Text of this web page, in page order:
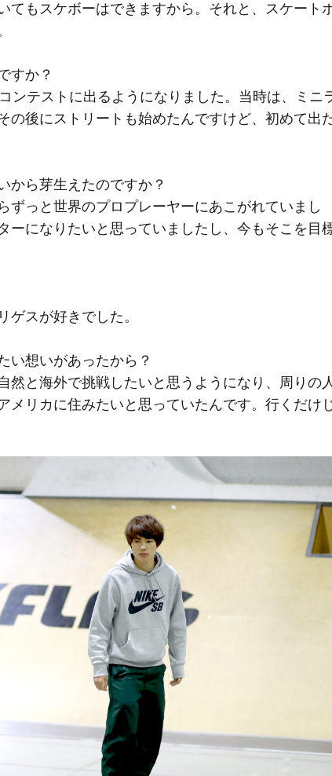
てもスケボーはできますから。それと、スケート
すか？
テストに出るようになりました。当時は、ミニ
の後にストリートも始めたんですけど、初めて出
ら芽生えたのですか？
っと世界のプロプレーヤーにあこがれていまし
ーになりたいと思っていましたし、今もそこを目
スが好きでした。
想いがあったから？
と海外で挑戦したいと思うようになり、周りの
メリカに住みたいと思っていたんです。行くだけ